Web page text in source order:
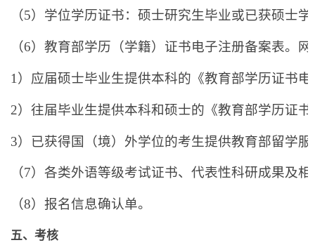
（5）学位学历证书：硕士研究生毕业或已获硕士
（6）教育部学历（学籍）证书电子注册备案表。
1 ）应届硕士毕业生提供本科的《教育部学历证书
2）往届毕业生提供本科和硕士的《教育部学历证
3）已获得国（境）外学位的考生提供教育部留学
（7）各类外语等级考试证书、代表性科研成果及
（8）报名信息确认单。
五、考核